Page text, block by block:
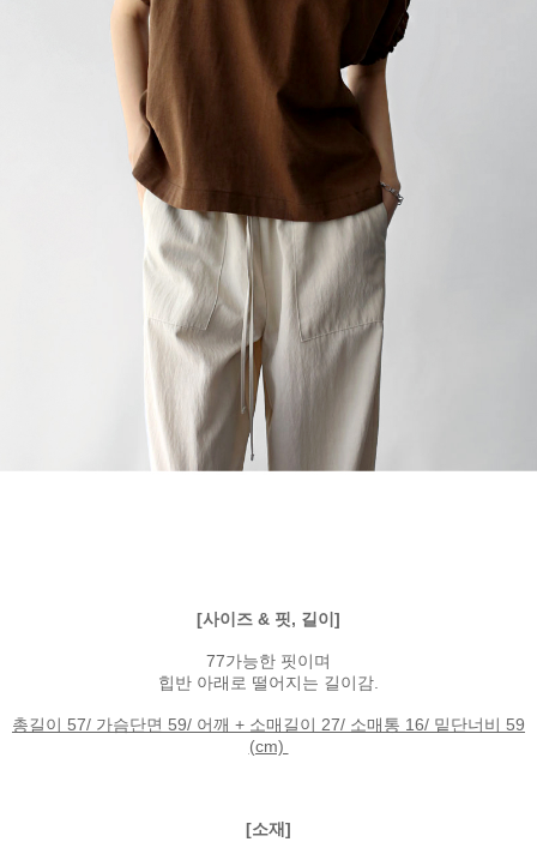
[사이즈 & 핏, 길이]
77가능한 핏이며
힙반 아래로 떨어지는 길이감.
총길이 57/ 가슴단면 59/ 어깨 + 소매길이 27/ 소매통 16/ 밑단너비 59
(cm)
[소재]